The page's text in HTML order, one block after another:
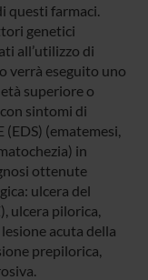
questi farmaci.
genetici
all’utilizzo di
verrà eseguito uno
superiore o
sintomi di
(EDS) (ematemesi,
in
ottenute
ulcera del
ulcera pilorica,
acuta della
prepilorica,